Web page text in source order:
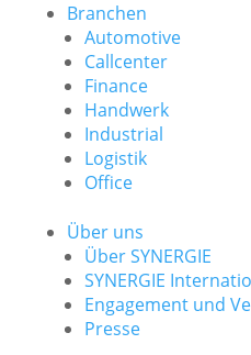
Branchen
Automotive
Callcenter
Finance
Handwerk
Industrial
Logistik
Office
Über uns
Über SYNERGIE
SYNERGIE
Engage­ment und
Presse